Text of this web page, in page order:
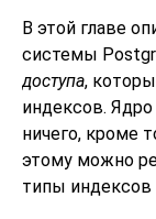
В этой главе
системы
доступа,
индексов.
ничего, кроме
этому можно
типы индексов